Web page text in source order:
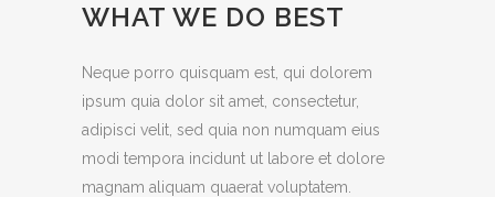
WHAT WE DO BEST
Neque porro quisquam est, qui dolorem
ipsum quia dolor sit amet, consectetur,
adipisci velit, sed quia non numquam eius
modi tempora incidunt ut labore et dolore
magnam aliquam quaerat voluptatem.